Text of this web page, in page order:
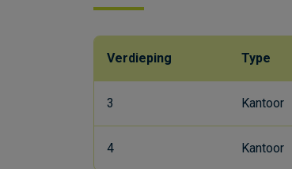
Verdieping Type
3 Kantoor
4 Kantoor